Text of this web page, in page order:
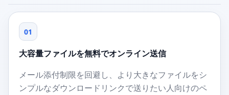
01
大容量ファイルを無料でオンライン送信
メール添付制限を回避し、より大きなファイルをシ
ンプルなダウンロードリンクで送りたい人向けのペ